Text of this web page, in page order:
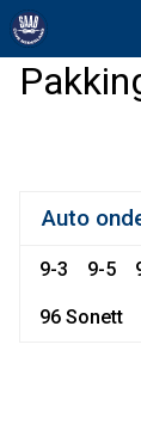
Auto
9-3 9-5
96 Sonett